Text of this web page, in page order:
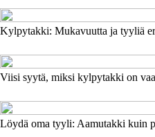
Kylpytakki: Mukavuutta ja tyyliä
Viisi syytä, miksi kylpytakki on
Löydä oma tyyli: Aamutakki kuin